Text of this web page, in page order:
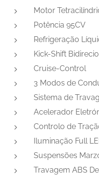
Motor
Potência 95CV
Refrigeração
Kick-Shift
Cruise-Control
3 Modos de
Sistema de
Acelerador
Controlo de
Iluminação Full
Suspensões
Travagem ABS